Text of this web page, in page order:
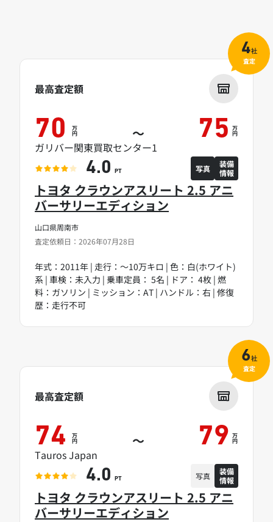
山口県周南市
査定依頼日：2026年07月28日
トヨタ クラウンアスリート 2.5 アニ
バーサリーエディション
年式：2011年 | 走行：～10万キロ | 色：白(ホワイト)
系 | 車検：未入力 | 乗車定員： 5名 | ドア： 4枚 | 燃
料：ガソリン | ミッション：AT | ハンドル：右 | 修復
歴：走行不可
最高査定額
70 万
円 ～ 75 万
円
ガリバー関東買取センター1
4.0 PT 写真
装備
情報
4社
査定
トヨタ クラウンアスリート 2.5 アニ
バーサリーエディション
最高査定額
74 万
円 ～ 79 万
円
Tauros Japan
4.0 PT 写真
装備
情報
6社
査定